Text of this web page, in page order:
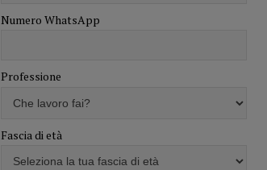
Numero WhatsApp
Professione
Fascia di età